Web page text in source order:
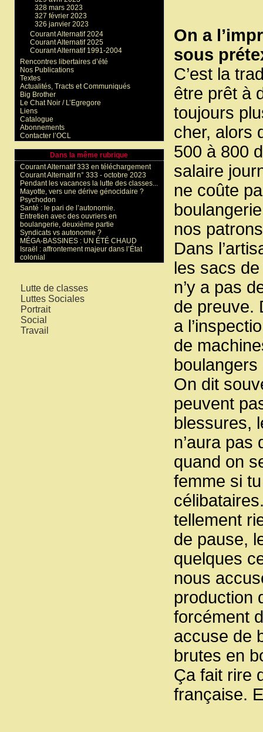
On a
sous
C’est la
être prêt à
toujours
cher, alors
500 à 800
salaire
ne coûte
nos
Dans
les sacs
n’y a pas
de preuve.
a
de
On dit
peuvent
blessures,
n’aura
quand on
femme si
tellement
de pause,
quelques
nous
production
forcément
accuse de
brutes en
Ça fait rire
française.
328 mars 2023
327 février 2023
326 janvier 2023
Courant Alternatif 2024
Courant Alternatif 2025
Courant Alternatif 1991-2004
Rencontres libertaires d’été
Nos Publications
Textes
Actualités, Tracts et Communiqués
Big Brother
Le Chat Noir / L’Egregore
Liens
Catalogue
Abonnements
Contacter l’OCL
Dans la même rubrique
Courant Alternatif 333 en téléchargement
Courant Alternatif n° 333 - octobre 2023
Pendant les vacances la lutte des classes...
Mayotte, vers une dérive génocidaire ?
Psychodon
Santé : le pari de l’autonomie.
Entretien avec des ouvriers en
boulangerie, deuxième partie
Syndicats vs autonomie ?
MÉGA-BASSINES : UN ÉTÉ CHAUD
Israël : affrontement majeur dans l’État
colonial
Lutte de classes
Luttes Sociales
Portrait
Social
Travail